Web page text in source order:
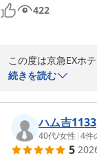
だくべきところ、
いましたこと、重
ないお客様にも快
向上に取り組んで
この度頂戴いたし
ッフ一同精進して
ホテルをご利用い
し上げております。
422
この度は京急EXホ
をお寄せいただき誠
リニューアル後の
きた」とのお言葉
また、フロントス
し、スタッフ一同
続きを読む
ハム吉1133
40代/女性 |4件
5